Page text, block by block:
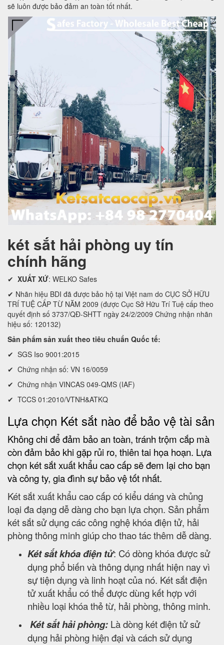
sẽ luôn được bảo đảm an toàn tốt nhất.
két sắt hải phòng uy tín
chính hãng
✔ XUẤT XỨ: WELKO Safes
✔ Nhãn hiệu BDI đã được bảo hộ tại Việt nam do CỤC SỞ HỮU
TRÍ TUỆ CẤP TỪ NĂM 2009 (được Cục Sở Hữu Trí Tuệ cấp theo
quyết định số 3737/QĐ-SHTT ngày 24/2/2009 Chứng nhận nhãn
hiệu số: 120132)
Sản phẩm sản xuất theo tiêu chuẩn Quốc tế:
✔ SGS Iso 9001:2015
✔ Chứng nhận số: VN 16/0059
✔ Chứng nhận VINCAS 049-QMS (IAF)
✔ TCCS 01:2010/VTNH&ATKQ
Lựa chọn Két sắt nào để bảo vệ tài sản
Không chi để đảm bảo an toàn, tránh trộm cắp mà
còn đảm bảo khi gặp rủi ro, thiên tai họa hoạn. Lựa
chọn két sắt xuất khẩu cao cấp sẽ đem lại cho bạn
và công ty, gia đình sự bảo vệ tốt nhất.
Két sắt xuất khẩu cao cấp có kiểu dáng và chủng
loại đa dạng dễ dàng cho bạn lựa chọn. Sản phẩm
két sắt sử dụng các công nghệ khóa điện tử, hải
phòng thông minh giúp cho thao tác thêm dễ dàng.
Két sắt khóa điện tử: Có dòng khóa được sử
dụng phổ biến và thông dụng nhất hiện nay vì
sự tiện dụng và linh hoạt của nó. Két sắt điện
tử xuất khẩu có thể được dùng kết hợp với
nhiều loại khóa thẻ từ, hải phòng, thông minh.
Két sắt hải phòng: Là dòng két điện tử sử
dụng hải phòng hiện đại và cách sử dụng